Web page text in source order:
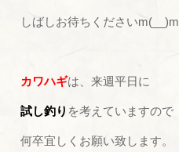
しばしお待ちくださいm(__)m
カワハギは、来週平日に
試し釣り を考えていますので
何卒宜しくお願い致します。